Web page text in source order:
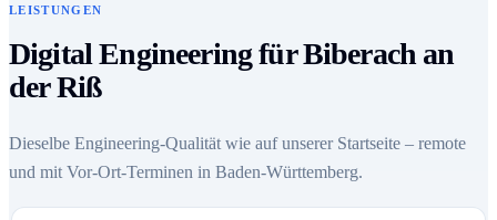
LEISTUNGEN
Digital Engineering für Biberach an
der Riß
Dieselbe Engineering-Qualität wie auf unserer Startseite – remote
und mit Vor-Ort-Terminen in Baden-Württemberg.